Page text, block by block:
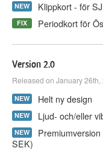
NEW Klippkort - för
FIX Periodkort för
Version 2.0
Released on January 26th,
NEW Helt ny design
NEW Ljud- och/eller
NEW
SEK)